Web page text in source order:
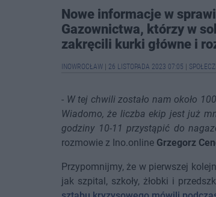
Nowe informacje w
Gazownictwa, którzy w
zakręcili kurki główne i
INOWROCŁAW 26 LISTOPADA 2023 07:05
- W tej chwili zostało nam około
Wiadomo, że liczba ekip jest już
godziny 10-11 przystąpić do
rozmowie z Ino.online Grzegorz
Przypomnijmy, że w pierwszej
jak szpital, szkoły, żłobki i